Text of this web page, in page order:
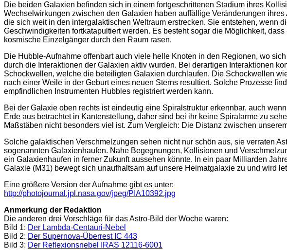
Die beiden Galaxien befinden sich in einem fortgeschrittenen Stadium ihres
Wechselwirkungen zwischen den Galaxien haben auffällige Veränderungen
die sich weit in den intergalaktischen Weltraum erstrecken. Sie entstehen, wenn
Geschwindigkeiten fortkatapultiert werden. Es besteht sogar die Möglichkeit,
kosmische Einzelgänger durch den Raum rasen.
Die Hubble-Aufnahme offenbart auch viele helle Knoten in den Regionen, wo
durch die Interaktionen der Galaxien aktiv wurden. Bei derartigen Interaktionen
Schockwellen, welche die beteiligten Galaxien durchlaufen. Die Schockwellen
nach einer Weile in der Geburt eines neuen Sterns resultiert. Solche Prozesse
empfindlichen Instrumenten Hubbles registriert werden kann.
Bei der Galaxie oben rechts ist eindeutig eine Spiralstruktur erkennbar, auch
Erde aus betrachtet in Kantenstellung, daher sind bei ihr keine Spiralarme zu
Maßstäben nicht besonders viel ist. Zum Vergleich: Die Distanz zwischen
Solche galaktischen Verschmelzungen sehen nicht nur schön aus, sie verraten
sogenannten Galaxienhaufen. Nahe Begegnungen, Kollisionen und
ein Galaxienhaufen in ferner Zukunft aussehen könnte. In ein paar Milliarden
Galaxie (M31) bewegt sich unaufhaltsam auf unsere Heimatgalaxie zu und wird
Eine größere Version der Aufnahme gibt es unter:
http://photojournal.jpl.nasa.gov/jpeg/PIA10392.jpg
Anmerkung der Redaktion
Die anderen drei Vorschläge für das Astro-Bild der Woche waren:
Bild 1: Der Lambda-Centauri-Nebel
Bild 2: Der Supernova-Überrest IC 443
Bild 3: Der Reflexionsnebel IRAS 12116-6001